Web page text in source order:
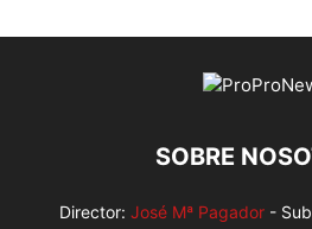
SOBRE
Director: José Mª Pagador-